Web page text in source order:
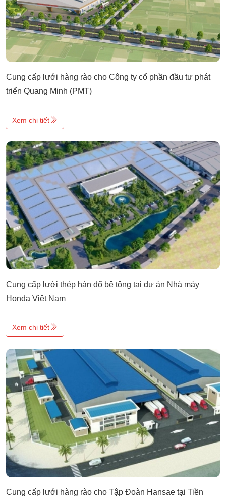
Cung cấp lưới hàng rào cho Công ty cổ phần đầu tư phát
triển Quang Minh (PMT)
Xem chi tiết
Cung cấp lưới thép hàn đổ bê tông tại dự án Nhà máy
Honda Việt Nam
Xem chi tiết
Cung cấp lưới hàng rào cho Tập Đoàn Hansae tại Tiền